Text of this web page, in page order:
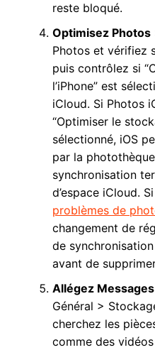
reste bloqué.
Optimisez Photos
Photos et vérifiez
puis contrôlez si
l’iPhone” est
iCloud. Si Photos
“Optimiser le
sélectionné, iOS
par la
synchronisation
d’espace iCloud.
problèmes de
changement de
de
avant de
Allégez Messages
Général >
cherchez les
comme des